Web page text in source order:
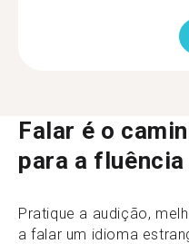
Falar é o
para a fluência
Pratique a audição,
a falar um idioma